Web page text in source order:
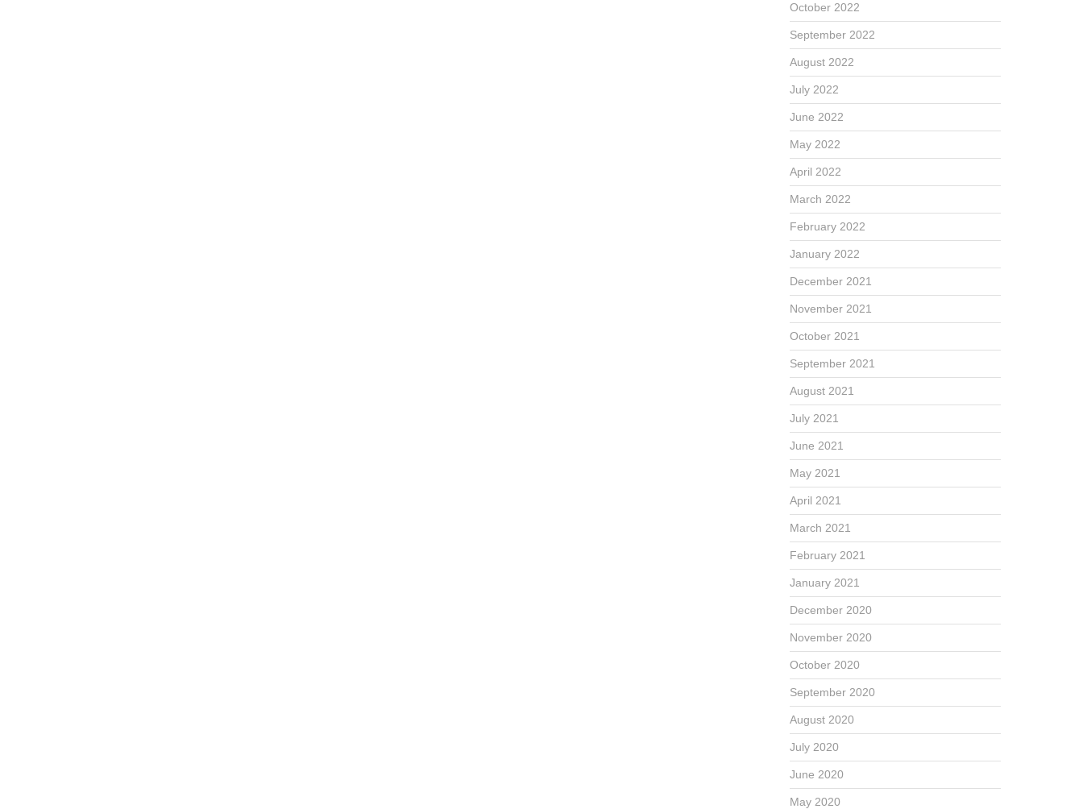
October 2022
September 2022
August 2022
July 2022
June 2022
May 2022
April 2022
March 2022
February 2022
January 2022
December 2021
November 2021
October 2021
September 2021
August 2021
July 2021
June 2021
May 2021
April 2021
March 2021
February 2021
January 2021
December 2020
November 2020
October 2020
September 2020
August 2020
July 2020
June 2020
May 2020